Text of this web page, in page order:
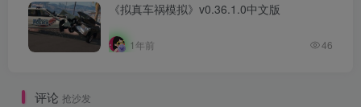
《拟真车祸模拟》v0.36.1.0中文版
1年前 46
评论 抢沙发